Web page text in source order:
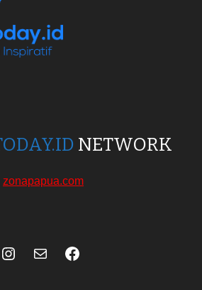
NETWORK
zonapapua.com
Instagram
Mail Celebes Today Social Media